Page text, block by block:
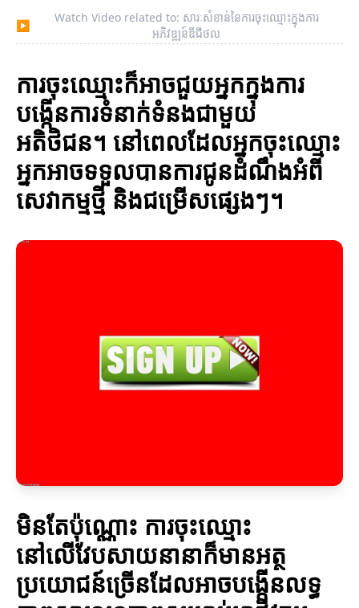
▶
Watch Video related to: សារៈសំខាន់នៃការចុះឈ្មោះក្នុងការ
អភិវឌ្ឍន៍ឌីជីថល
ការចុះឈ្មោះក៏អាចជួយអ្នកក្នុងការ
បង្កើនការទំនាក់ទំនងជាមួយ
អតិថិជន។ នៅពេលដែលអ្នកចុះឈ្មោះ
អ្នកអាចទទួលបានការជូនដំណឹងអំពី
សេវាកម្មថ្មី និងជម្រើសផ្សេងៗ។
មិនតែប៉ុណ្ណោះ ការចុះឈ្មោះ
នៅលើវែបសាយនានាក៏មានអត្ថ
ប្រយោជន៍ច្រើនដែលអាចបង្កើនលទ្ធ